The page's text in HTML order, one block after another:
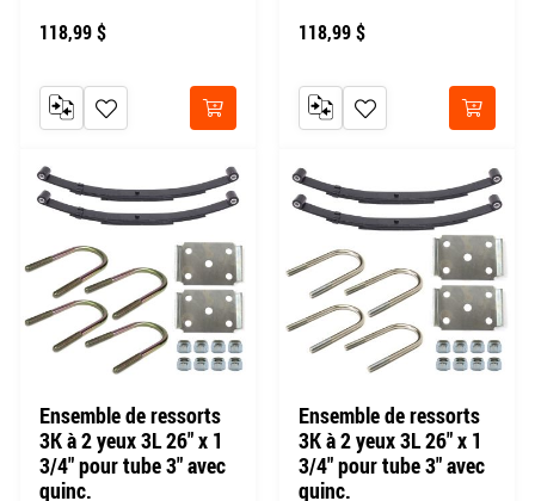
118,99 $
Acheter
AJOUTER À MA LISTE DE SOUHAITS
AJOUTER AU COMPARATEUR
118,99 $
Acheter
AJOUTER À MA LISTE DE
AJOUTER AU COMPARATEUR
Ensemble de ressorts
3K à 2 yeux 3L 26" x 1
3/4" pour tube 3" avec
quinc.
Ensemble de ressorts
3K à 2 yeux 3L 26" x 1
3/4" pour tube 3" avec
quinc.